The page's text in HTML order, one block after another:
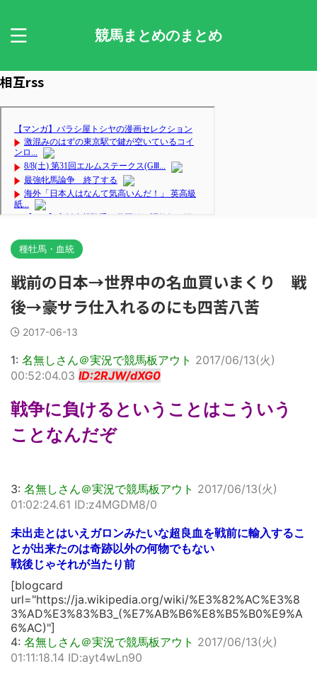
競馬まとめのまとめ
相互rss
種牡馬・血統
戦前の日本→世界中の名血買いまくり 戦
後→豪サラ仕入れるのにも四苦八苦
2017-06-13
1: 名無しさん＠実況で競馬板アウト 2017/06/13(火)
00:52:04.03 ID:2RJW/dXG0
戦争に負けるということはこういう
ことなんだぞ
3: 名無しさん＠実況で競馬板アウト 2017/06/13(火)
01:02:24.61 ID:z4MGDM8/0
未出走とはいえガロンみたいな超良血を戦前に輸入するこ
とが出来たのは奇跡以外の何物でもない
戦後じゃそれが当たり前
[blogcard
url="https://ja.wikipedia.org/wiki/%E3%82%AC%E3%8
3%AD%E3%83%B3_(%E7%AB%B6%E8%B5%B0%E9%A
6%AC)"]
4: 名無しさん＠実況で競馬板アウト 2017/06/13(火)
01:11:18.14 ID:ayt4wLn90